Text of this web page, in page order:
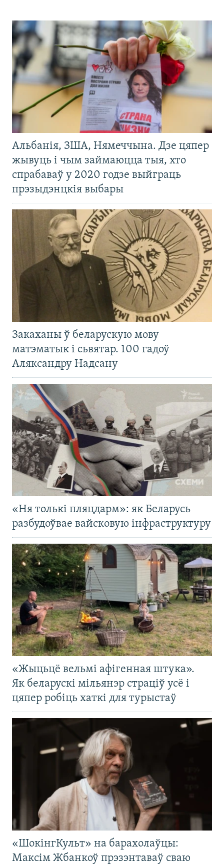
Альбанія, ЗША, Нямеччына. Дзе цяпер
жывуць і чым займаюцца тыя, хто
спрабаваў у 2020 годзе выйграць
прэзыдэнцкія выбары
Закаханы ў беларускую мову
матэматык і сьвятар. 100 гадоў
Аляксандру Надсану
«Ня толькі пляцдарм»: як Беларусь
разбудоўвае вайсковую інфраструктуру
«Жыцьцё вельмі афігенная штука».
Як беларускі мільянэр страціў усё і
цяпер робіць хаткі для турыстаў
«ШокінгКульт» на барахолаўцы:
Максім Жбанкоў прэзэнтаваў сваю